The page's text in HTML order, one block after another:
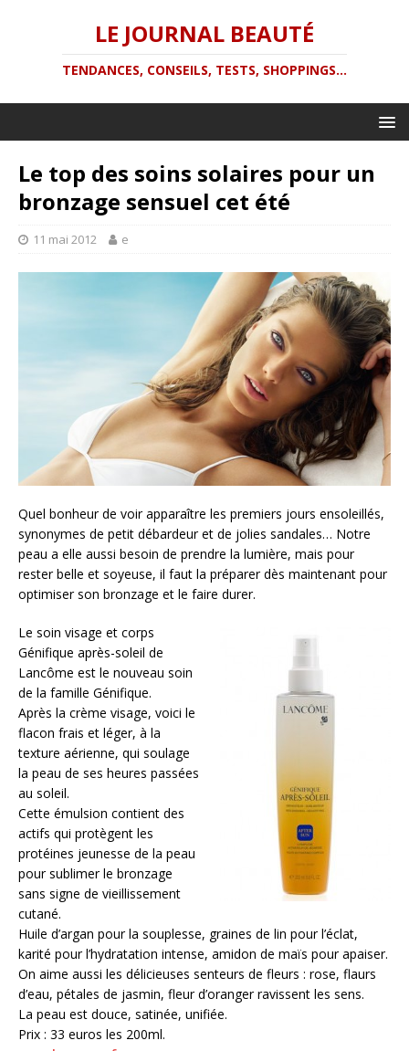
LE JOURNAL BEAUTÉ
TENDANCES, CONSEILS, TESTS, SHOPPINGS...
Le top des soins solaires pour un
bronzage sensuel cet été
11 mai 2012 e
Quel bonheur de voir apparaître les premiers jours ensoleillés,
synonymes de petit débardeur et de jolies sandales… Notre
peau a elle aussi besoin de prendre la lumière, mais pour
rester belle et soyeuse, il faut la préparer dès maintenant pour
optimiser son bronzage et le faire durer.
Le soin visage et corps
Génifique après-soleil de
Lancôme est le nouveau soin
de la famille Génifique.
Après la crème visage, voici le
flacon frais et léger, à la
texture aérienne, qui soulage
la peau de ses heures passées
au soleil.
Cette émulsion contient des
actifs qui protègent les
protéines jeunesse de la peau
pour sublimer le bronzage
sans signe de vieillissement
cutané.
Huile d’argan pour la souplesse, graines de lin pour l’éclat,
karité pour l’hydratation intense, amidon de maïs pour apaiser.
On aime aussi les délicieuses senteurs de fleurs : rose, flaurs
d’eau, pétales de jasmin, fleur d’oranger ravissent les sens.
La peau est douce, satinée, unifiée.
Prix : 33 euros les 200ml.